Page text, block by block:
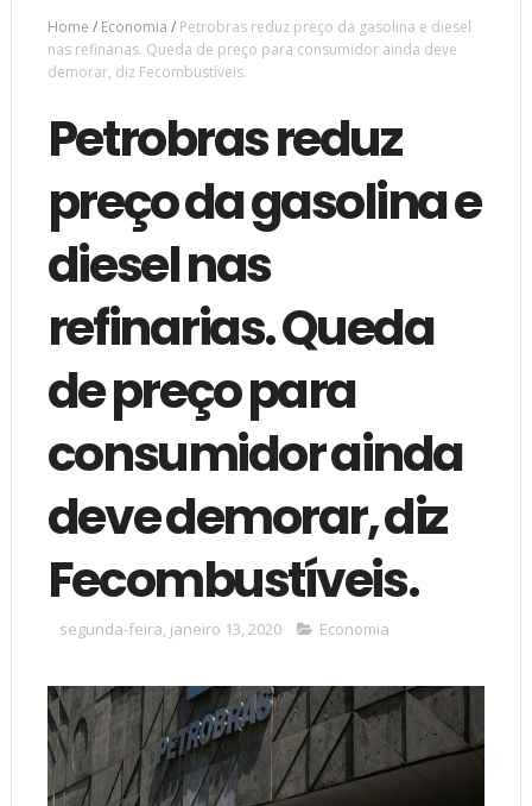
Home / Economia / Petrobras reduz preço da gasolina e diesel
nas refinarias. Queda de preço para consumidor ainda deve
demorar, diz Fecombustíveis.
Petrobras reduz
preço da gasolina e
diesel nas
refinarias. Queda
de preço para
consumidor ainda
deve demorar, diz
Fecombustíveis.
segunda-feira, janeiro 13, 2020 Economia